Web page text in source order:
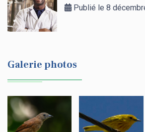
Publié le 8
Galerie photos